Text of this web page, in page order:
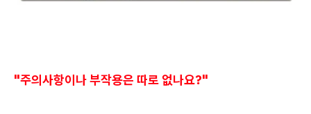
"주의사항이나 부작용은 따로 없나요?"